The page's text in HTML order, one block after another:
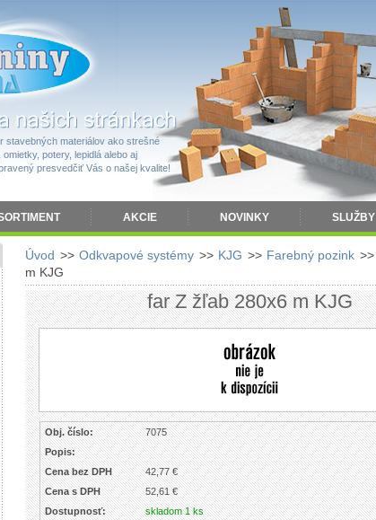
stavebných materiálov ako strešné
potery, lepidlá alebo aj
presvedčiť Vás o našej kvalite!
AKCIE NOVINKY SLUŽBY
Úvod >> Odkvapové systémy >> KJG >> Farebný pozink >>
m KJG
far Z žľab 280x6 m KJG
Obj. číslo:
7075
Popis:
Cena bez DPH
42,77 €
Cena s DPH
52,61 €
Dostupnosť:
skladom 1 ks